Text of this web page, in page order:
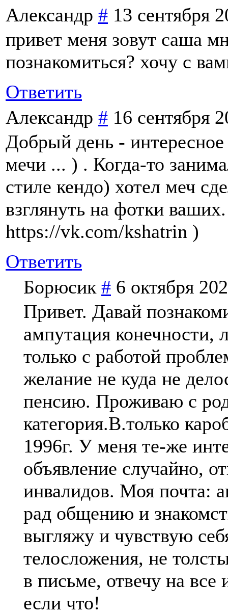
Александр # 13 сентября
привет меня зовут саша
познакомиться? хочу с
Ответить
Александр # 16 сентября
Добрый день -
мечи ... ) . Когда-то
стиле кендо) хотел меч
взглянуть на фотки
https://vk.com/kshatrin )
Ответить
Борюсик # 6 октября
Привет. Давай
ампутация конечности,
только с работой
желание не куда не
пенсию. Проживаю с
категория.B.только
1996г. У меня те-же
объявление случайно,
инвалидов. Моя почта:
рад общению и
выгляжу и чувствую
телосложения, не
в письме, отвечу на
если что!